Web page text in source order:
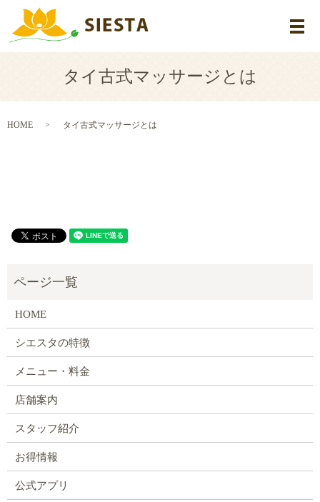
メ
タイ古式マッサージとは
HOME タイ古式マッサージとは
HOME
シエスタの特徴
メニュー・料金
店舗案内
スタッフ紹介
お得情報
公式アプリ